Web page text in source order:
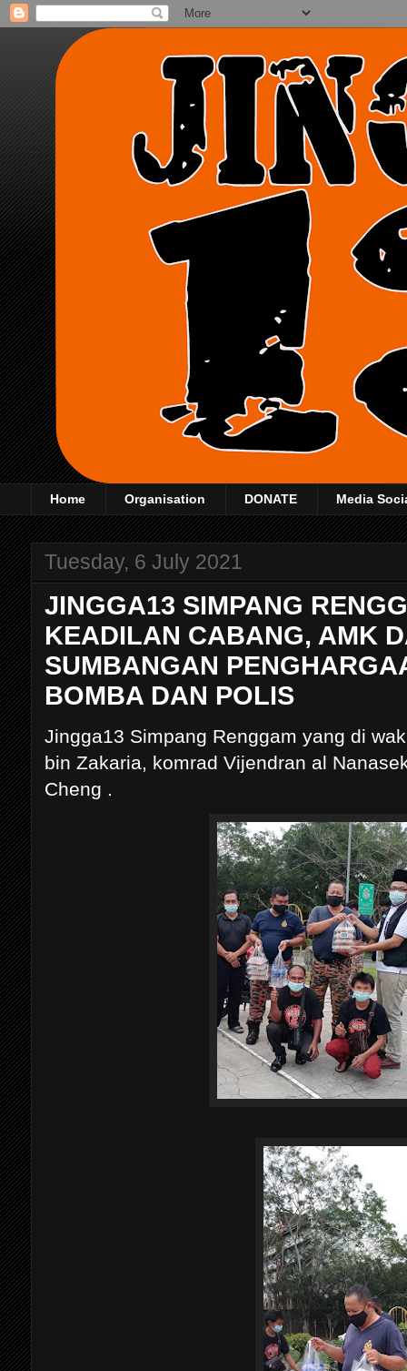
Home Organisation DONATE Media
Tuesday, 6 July 2021
JINGGA13 SIMPANG
KEADILAN CABANG, AMK
SUMBANGAN
BOMBA DAN POLIS
Jingga13 Simpang Renggam yang di
bin Zakaria, komrad Vijendran al
Cheng .